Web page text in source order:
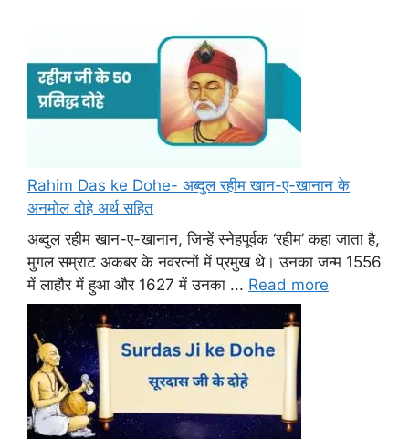
Rahim Das ke Dohe- अब्दुल रहीम खान-ए-खानान के
अनमोल दोहे अर्थ सहित
अब्दुल रहीम खान-ए-खानान, जिन्हें स्नेहपूर्वक ‘रहीम’ कहा जाता है,
मुगल सम्राट अकबर के नवरत्नों में प्रमुख थे। उनका जन्म 1556
में लाहौर में हुआ और 1627 में उनका ... Read more